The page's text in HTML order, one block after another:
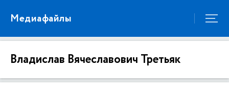
Медиафайлы
Владислав Вячеславович Третьяк